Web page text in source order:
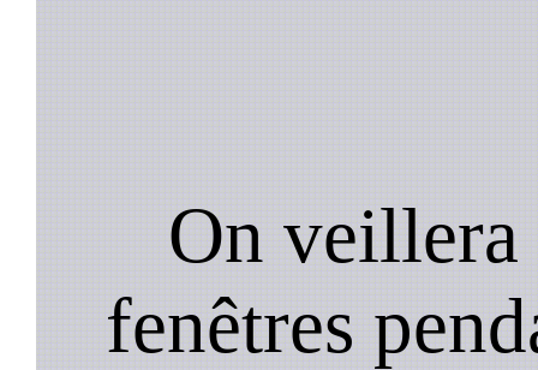
On veillera
fenêtres